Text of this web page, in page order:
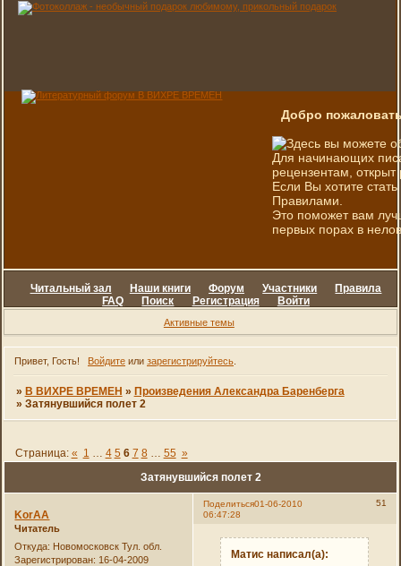
Добро
Здесь вы можете
Для начинающих
рецензентам, открыт
Если Вы хотите
Правилами.
Это поможет вам
первых порах в
Читальный зал Наши книги Форум Участники
Правила
FAQ
Поиск Регистрация Войти
Активные темы
Привет, Гость! Войдитеили зарегистрируйтесь.
» В ВИХРЕ ВРЕМЕН » Произведения Александра Баренберга
» Затянувшийся полет 2
Затянувшийся полет 2
Страница: « 1 … 4 5 6 7 8 … 55 »
Поделиться 51
01-06-2010
06:47:28
KorAA
Читатель
Откуда: Новомосковск Тул. обл.
Зарегистрирован: 16-04-2009
Матис написал(а):